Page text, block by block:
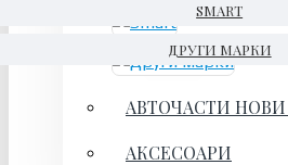
SMART
ДРУГИ МАРКИ
АВТОЧАСТИ НОВИ
АКСЕСОАРИ